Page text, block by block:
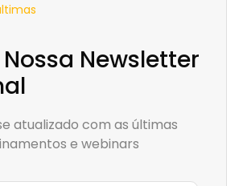
Newsletter
atualizado com as últimas
e webinars